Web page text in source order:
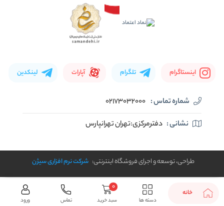
اینستاگرام تلگرام آپارات لینکدین
شماره تماس : 02173032000
نشانی : دفترمرکزی:تهران تهرانپارس
طراحی، توسعه و اجرای فروشگاه اینترنتی: شرکت نرم افزاری سیژن
خانه
دسته ها سبد خرید
0
تماس ورود